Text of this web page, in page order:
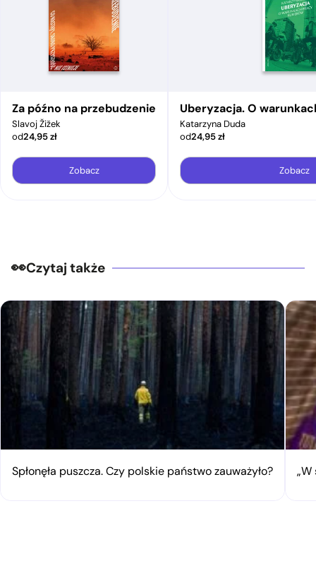
Za późno na przebudzenie
Slavoj Žižek
od24,95zł
Zobacz
Uberyzacja. O
Katarzyna Duda
od24,95zł
Zobacz
Czytaj także
Spłonęła puszcza. Czy polskie państwo zauważyło?